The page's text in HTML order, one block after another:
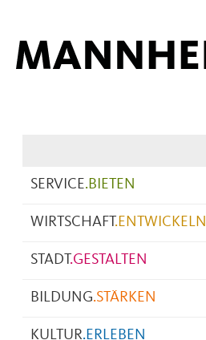
SERVICE.BIETEN
WIRTSCHAFT.ENTWICKELN
STADT.GESTALTEN
BILDUNG.STÄRKEN
KULTUR.ERLEBEN